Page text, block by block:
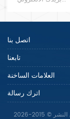
اتصل بنا
تابعنا
العلامات الساخنة
اترك رسالة
حقوق النشر © 2015-2026 GUANGZHOU HONGLING ELECTRIC HEATING